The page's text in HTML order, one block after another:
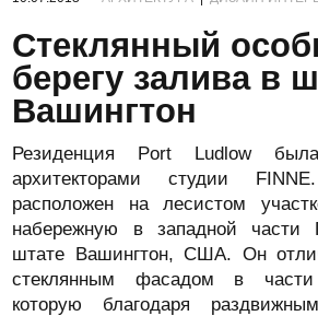
Стеклянный
берегу залива в
Вашингтон
Резиденция Port Ludlow была
архитекторами студии
расположен на лесистом
набережную в западной части
штате Вашингтон, США. Он
стеклянным фасадом в
которую благодаря